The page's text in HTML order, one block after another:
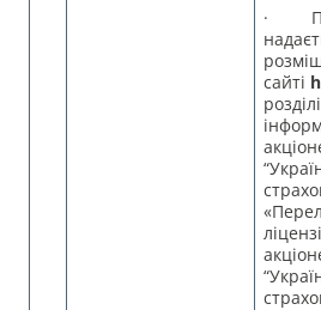
·
сайті